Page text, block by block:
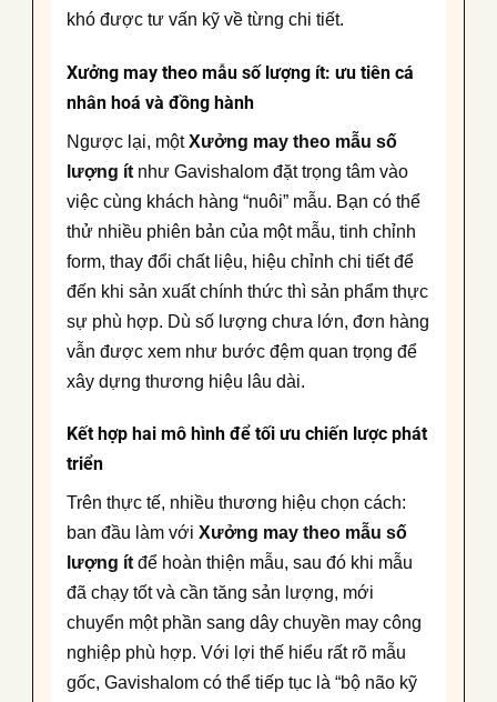
khó được tư vấn kỹ về từng chi tiết.
Xưởng may theo mẫu số lượng ít: ưu tiên cá
nhân hoá và đồng hành
Ngược lại, mộtXưởng may theo mẫu số
lượng ít như Gavishalom đặt trọng tâm vào
việc cùng khách hàng “nuôi” mẫu. Bạn có thể
thử nhiều phiên bản của một mẫu, tinh chỉnh
form, thay đổi chất liệu, hiệu chỉnh chi tiết để
đến khi sản xuất chính thức thì sản phẩm thực
sự phù hợp. Dù số lượng chưa lớn, đơn hàng
vẫn được xem như bước đệm quan trọng để
xây dựng thương hiệu lâu dài.
Kết hợp hai mô hình để tối ưu chiến lược phát
triển
Trên thực tế, nhiều thương hiệu chọn cách:
ban đầu làm với Xưởng may theo mẫu số
lượng ít để hoàn thiện mẫu, sau đó khi mẫu
đã chạy tốt và cần tăng sản lượng, mới
chuyển một phần sang dây chuyền may công
nghiệp phù hợp. Với lợi thế hiểu rất rõ mẫu
gốc, Gavishalom có thể tiếp tục là “bộ não kỹ